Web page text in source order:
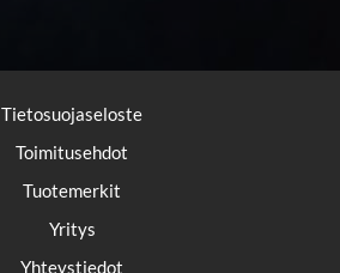
Tietosuojaseloste
Toimitusehdot
Tuotemerkit
Yritys
Yhteystiedot